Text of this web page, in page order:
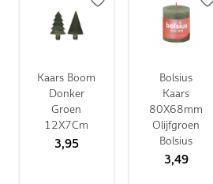
Kaars Boom
Donker
Groen
12X7Cm
3,95
Bolsius
Kaars
80X68mm
Olijfgroen
Bolsius
3,49